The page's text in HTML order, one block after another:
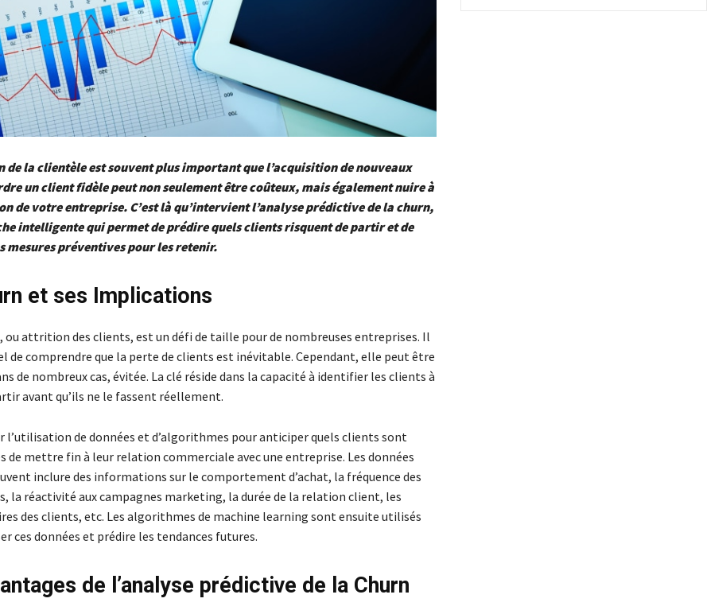
de la clientèle est souvent plus important que l’acquisition de nouveaux
un client fidèle peut non seulement être coûteux, mais également nuire à
de votre entreprise. C’est là qu’intervient l’analyse prédictive de la churn,
intelligente qui permet de prédire quels clients risquent de partir et de
mesures préventives pour les retenir.
et ses Implications
ou attrition des clients, est un défi de taille pour de nombreuses entreprises. Il
de comprendre que la perte de clients est inévitable. Cependant, elle peut être
de nombreux cas, évitée. La clé réside dans la capacité à identifier les clients à
avant qu’ils ne le fassent réellement.
l’utilisation de données et d’algorithmes pour anticiper quels clients sont
de mettre fin à leur relation commerciale avec une entreprise. Les données
inclure des informations sur le comportement d’achat, la fréquence des
la réactivité aux campagnes marketing, la durée de la relation client, les
des clients, etc. Les algorithmes de machine learning sont ensuite utilisés
ces données et prédire les tendances futures.
de l’analyse prédictive de la Churn